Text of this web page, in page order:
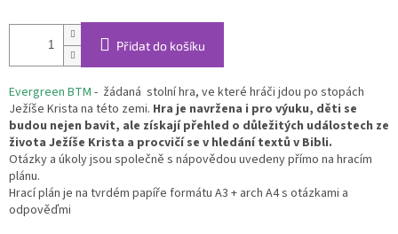
Přidat do košíku
Evergreen BTM - žádaná stolní hra, ve které hráči jdou po stopách
Ježíše Krista na této zemi. Hra je navržena i pro výuku, děti se
budou nejen bavit, ale získají přehled o důležitých událostech ze
života Ježíše Krista a procvičí se v hledání textů v Bibli.
Otázky a úkoly jsou společně s nápovědou uvedeny přímo na hracím
plánu.
Hrací plán je na tvrdém papíře formátu A3 + arch A4 s otázkami a
odpověďmi